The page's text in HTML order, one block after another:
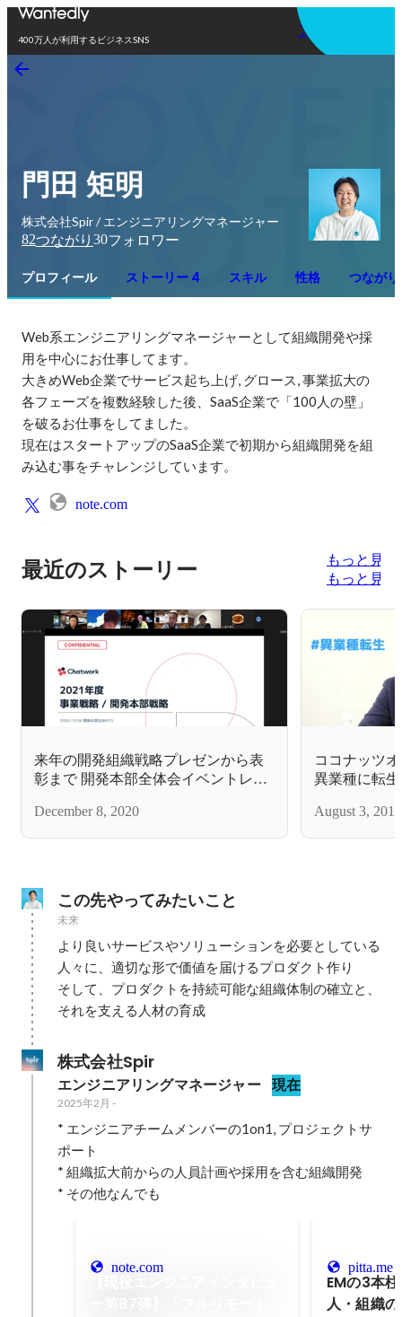
400万人が利用するビジネスSNS
アプリを使う
門田 矩明
株式会社Spir / エンジニアリングマネージャー
82つながり 30フォロワー
プロフィール ストーリー 4 スキル 性格 つながり
Web系エンジニアリングマネージャーとして組織開発や採
用を中心にお仕事してます。
大きめWeb企業でサービス起ち上げ, グロース, 事業拡大の
各フェーズを複数経験した後、SaaS企業で「100人の壁」
を破るお仕事をしてました。
現在はスタートアップのSaaS企業で初期から組織開発を組
み込む事をチャレンジしています。
note.com
最近のストーリー
もっと見る
もっと見る
来年の開発組織戦略プレゼンから表
彰まで 開発本部全体会イベントレポ
December 8, 2020
ココナッツ
異業種に転
話。
August 3, 2018
この先やってみたいこと
未来
より良いサービスやソリューションを必要としている
人々に、適切な形で価値を届けるプロダクト作り
そして、プロダクトを持続可能な組織体制の確立と、
それを支える人材の育成
株式会社Spir
エンジニアリングマネージャー 現在
2025年2月 -
* エンジニアチームメンバーの1on1, プロジェクトサ
ポート
* 組織拡大前からの人員計画や採用を含む組織開発
* その他なんでも
note.com pitta.me
EMの3本
人・組織